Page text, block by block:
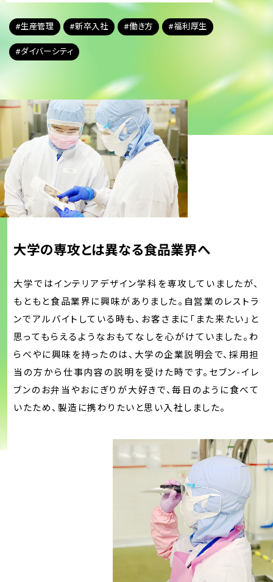
#生産管理 #新卒入社 #働き方 #福利厚生
#ダイバーシティ
大学の専攻とは異なる食品業界へ
大学ではインテリアデザイン学科を専攻していましたが、
もともと⾷品業界に興味がありました。自営業のレストラ
ンでアルバイトしている時も、お客さまに「また来たい」と
思ってもらえるようなおもてなしを心がけていました。わ
らべやに興味を持ったのは、大学の企業説明会で、採⽤担
当の⽅から仕事内容の説明を受けた時です。セブン-イレ
ブンのお弁当やおにぎりが⼤好きで、毎⽇のように⾷べて
いたため、製造に携わりたいと思い⼊社しました。